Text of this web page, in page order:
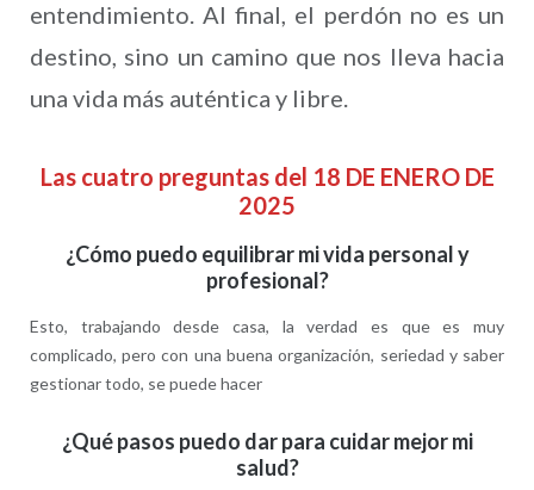
entendimiento. Al final, el perdón no es un
destino, sino un camino que nos lleva hacia
una vida más auténtica y libre.
Las cuatro preguntas del 18 DE ENERO DE
2025
¿Cómo puedo equilibrar mi vida personal y
profesional?
Esto, trabajando desde casa, la verdad es que es muy
complicado, pero con una buena organización, seriedad y saber
gestionar todo, se puede hacer
¿Qué pasos puedo dar para cuidar mejor mi
salud?